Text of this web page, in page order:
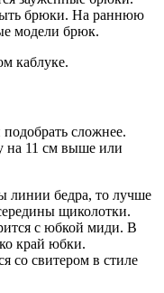
брюки. На раннюю
модели брюк.
каблуке.
сложнее.
на 11 см выше или
линии бедра, то лучше
щиколотки.
с юбкой миди. В
край юбки.
со свитером в стиле